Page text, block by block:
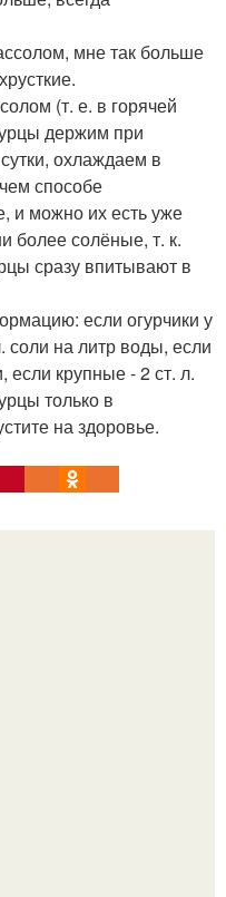
мне так больше
(т. е. в горячей
держим при
охлаждаем в
способе
и можно их есть уже
более солёные, т. к.
сразу впитывают в
если огурчики у
соли на литр воды, если
если крупные - 2 ст. л.
только в
на здоровье.